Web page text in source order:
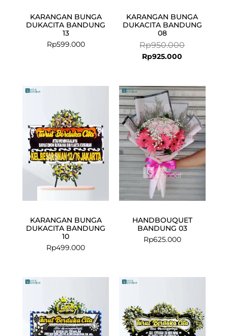
KARANGAN BUNGA
DUKACITA BANDUNG
13
Rp599.000
KARANGAN BUNGA
DUKACITA BANDUNG
08
Rp950.000
Rp925.000
KARANGAN BUNGA
DUKACITA BANDUNG
10
Rp499.000
HANDBOUQUET
BANDUNG 03
Rp625.000
Rp975.000.
Rp949.000.